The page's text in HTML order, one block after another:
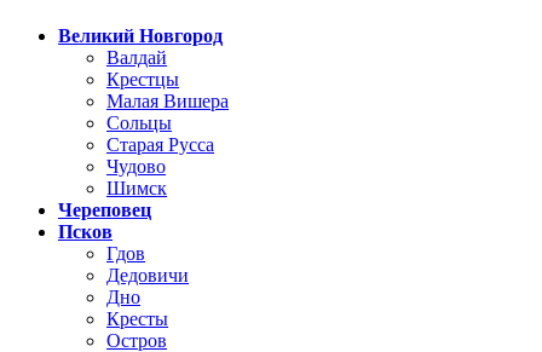
Великий Новгород
Валдай
Крестцы
Малая Вишера
Сольцы
Старая Русса
Чудово
Шимск
Череповец
Псков
Гдов
Дедовичи
Дно
Кресты
Остров